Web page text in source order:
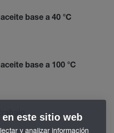
base a 40 °C
base a 100 °C
este sitio web
y analizar información